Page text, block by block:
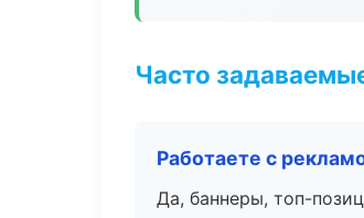
Часто
Работаете с
Да, баннеры, топ-